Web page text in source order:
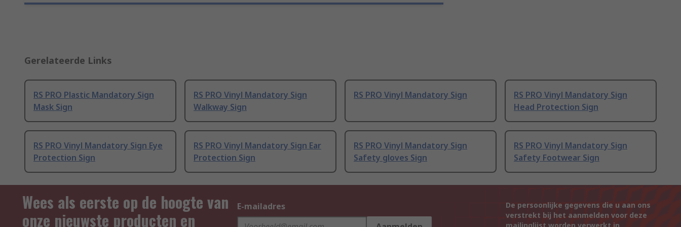
Gerelateerde Links
RS PRO Plastic Mandatory Sign
Mask Sign
RS PRO Vinyl Mandatory Sign
Walkway Sign
RS PRO Vinyl Mandatory Sign
RS PRO Vinyl Mandatory Sign
Head Protection Sign
RS PRO Vinyl Mandatory Sign Eye
Protection Sign
RS PRO Vinyl Mandatory Sign Ear
Protection Sign
RS PRO Vinyl Mandatory Sign
Safety gloves Sign
RS PRO Vinyl Mandatory Sign
Safety Footwear Sign
Wees als eerste op de hoogte van
onze nieuwste producten en
E-mailadres
De persoonlijke gegevens die u aan ons
verstrekt bij het aanmelden voor deze